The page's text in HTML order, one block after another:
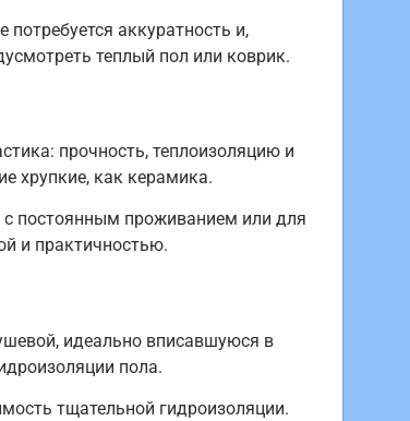
аккуратность и,
теплый пол или коврик.
прочность, теплоизоляцию и
хрупкие, как керамика.
постоянным проживанием или для
и практичностью.
идеально вписавшуюся в
пола.
тщательной гидроизоляции.